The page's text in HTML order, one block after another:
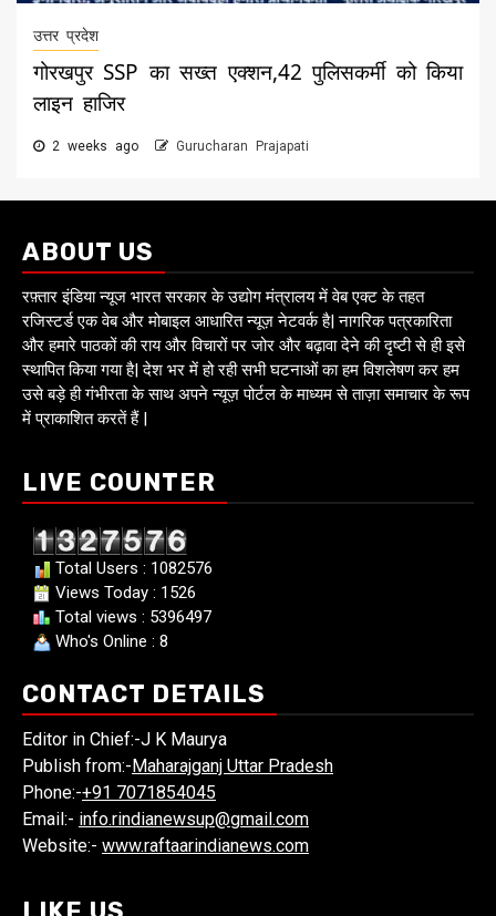
उत्तर प्रदेश
गोरखपुर SSP का सख्त एक्शन,42 पुलिसकर्मी को किया
लाइन हाजिर
2 weeks ago Gurucharan Prajapati
ABOUT US
रफ़्तार इंडिया न्यूज भारत सरकार के उद्योग मंत्रालय में वेब एक्ट के तहत
रजिस्टर्ड एक वेब और मोबाइल आधारित न्यूज़ नेटवर्क है| नागरिक पत्रकारिता
और हमारे पाठकों की राय और विचारों पर जोर और बढ़ावा देने की दृष्टी से ही इसे
स्थापित किया गया है| देश भर में हो रही सभी घटनाओं का हम विशलेषण कर हम
उसे बड़े ही गंभीरता के साथ अपने न्यूज़ पोर्टल के माध्यम से ताज़ा समाचार के रूप
में प्राकाशित करतें हैं |
LIVE COUNTER
Total Users : 1082576
Views Today : 1526
Total views : 5396497
Who's Online : 8
CONTACT DETAILS
Editor in Chief:-J K Maurya
Publish from:-Maharajganj Uttar Pradesh
Phone:-+91 7071854045
Email:- info.rindianewsup@gmail.com
Website:- www.raftaarindianews.com